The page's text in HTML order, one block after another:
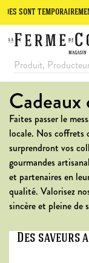
Des saveurs
Cadeaux
Faites passer le
locale. Nos coffrets
surprendront vos
gourmandes
et partenaires en
qualité. Valorisez
sincère et pleine de